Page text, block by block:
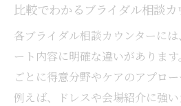
比較でわかるブライダル相談
各ブライダル相談カウンターに
ート内容に明確な違いがありま
ごとに得意分野やケアのアプロー
例えば、ドレスや会場紹介に強い